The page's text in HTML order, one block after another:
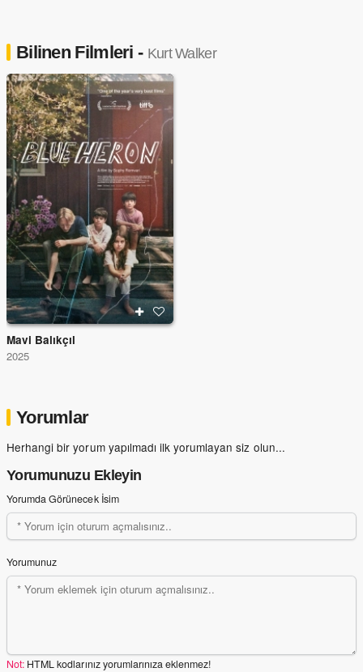
Bilinen Filmleri - Kurt Walker
Mavi Balıkçıl
2025
Yorumlar
Herhangi bir yorum yapılmadı ilk yorumlayan siz olun...
Yorumunuzu Ekleyin
Yorumda Görünecek İsim
Yorumunuz
Not: HTML kodlarınız yorumlarınıza eklenmez!